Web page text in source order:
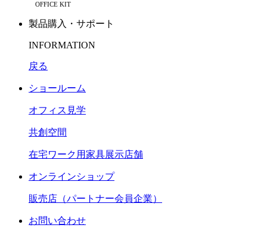
OFFICE KIT
製品購入・サポート
INFORMATION
戻る
ショールーム
オフィス見学
共創空間
在宅ワーク用家具展示店舗
オンラインショップ
販売店（パートナー会員企業）
お問い合わせ